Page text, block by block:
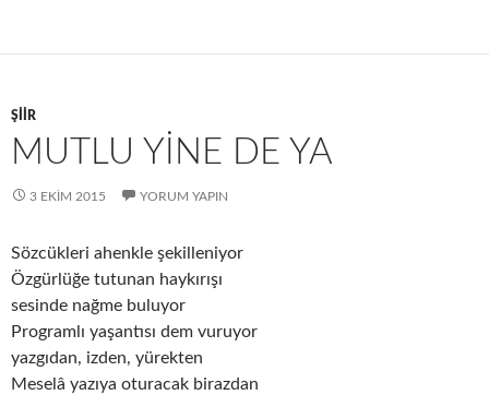
ŞIIR
MUTLU YINE DE YA
3 EKIM 2015 YORUM YAPIN
Sözcükleri ahenkle şekilleniyor
Özgürlüğe tutunan haykırışı
sesinde nağme buluyor
Programlı yaşantısı dem vuruyor
yazgıdan, izden, yürekten
Meselâ yazıya oturacak birazdan